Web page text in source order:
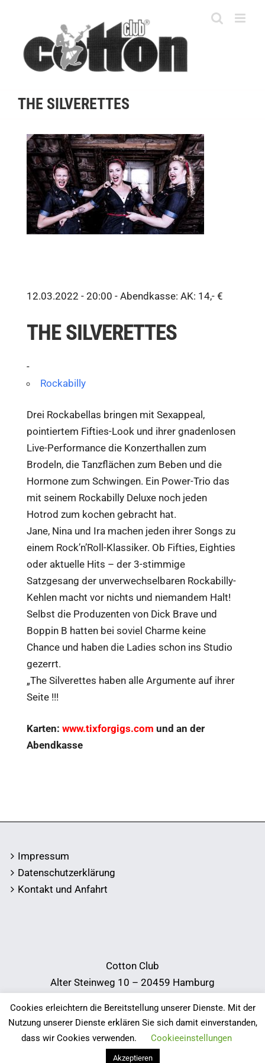
content
THE SILVERETTES
12.03.2022 - 20:00 - Abendkasse: AK: 14,- €
THE SILVERETTES
-
Rockabilly
Drei Rockabellas bringen mit Sexappeal,
pointiertem Fifties-Look und ihrer gnadenlosen
Live-Performance die Konzerthallen zum
Brodeln, die Tanzflächen zum Beben und die
Hormone zum Schwingen. Ein Power-Trio das
mit seinem Rockabilly Deluxe noch jeden
Hotrod zum kochen gebracht hat.
Jane, Nina und Ira machen jeden ihrer Songs zu
einem Rock’n’Roll-Klassiker. Ob Fifties, Eighties
oder aktuelle Hits – der 3-stimmige
Satzgesang der unverwechselbaren Rockabilly-
Kehlen macht vor nichts und niemandem Halt!
Selbst die Produzenten von Dick Brave und
Boppin B hatten bei soviel Charme keine
Chance und haben die Ladies schon ins Studio
gezerrt.
„The Silverettes haben alle Argumente auf ihrer
Seite !!!
Karten: www.tixforgigs.com und an der
Abendkasse
Impressum
Datenschutzerklärung
Kontakt und Anfahrt
Cotton Club
Alter Steinweg 10 – 20459 Hamburg
info@cotton-club.de
Cookies erleichtern die Bereitstellung unserer Dienste. Mit der
Nutzung unserer Dienste erklären Sie sich damit einverstanden,
dass wir Cookies verwenden.
Cookieeinstellungen
Akzeptieren